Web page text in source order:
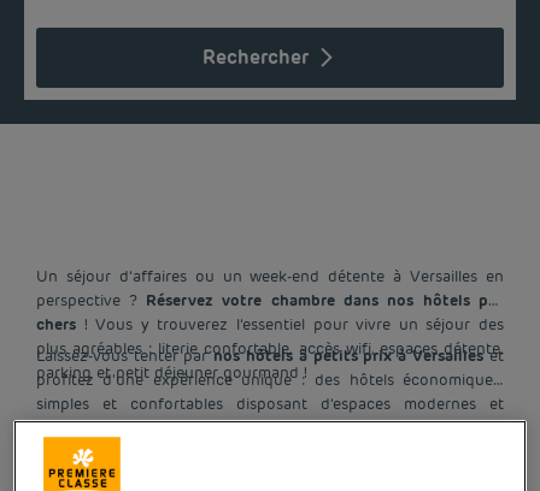
Rechercher
Un séjour d’affaires ou un week-end détente à Versailles en
perspective ? Réservez votre chambre dans nos hôtels pas
chers ! Vous y trouverez l’essentiel pour vivre un séjour des
plus agréables : literie confortable, accès wifi, espaces détente,
parking et petit déjeuner gourmand !
Laissez-vous tenter parnos hôtels à petits prix à Versailleset
profitez d'une expérience unique : des hôtels économiques,
simples et confortables disposant d’espaces modernes et
lumineux. L’essentiel pour passer une bonne nuit à petit prix
dans le cadre d'un séjour touristique à Versailles, d'une mission
d'affaires ou d'une escale en famille.
Visiter Versailles